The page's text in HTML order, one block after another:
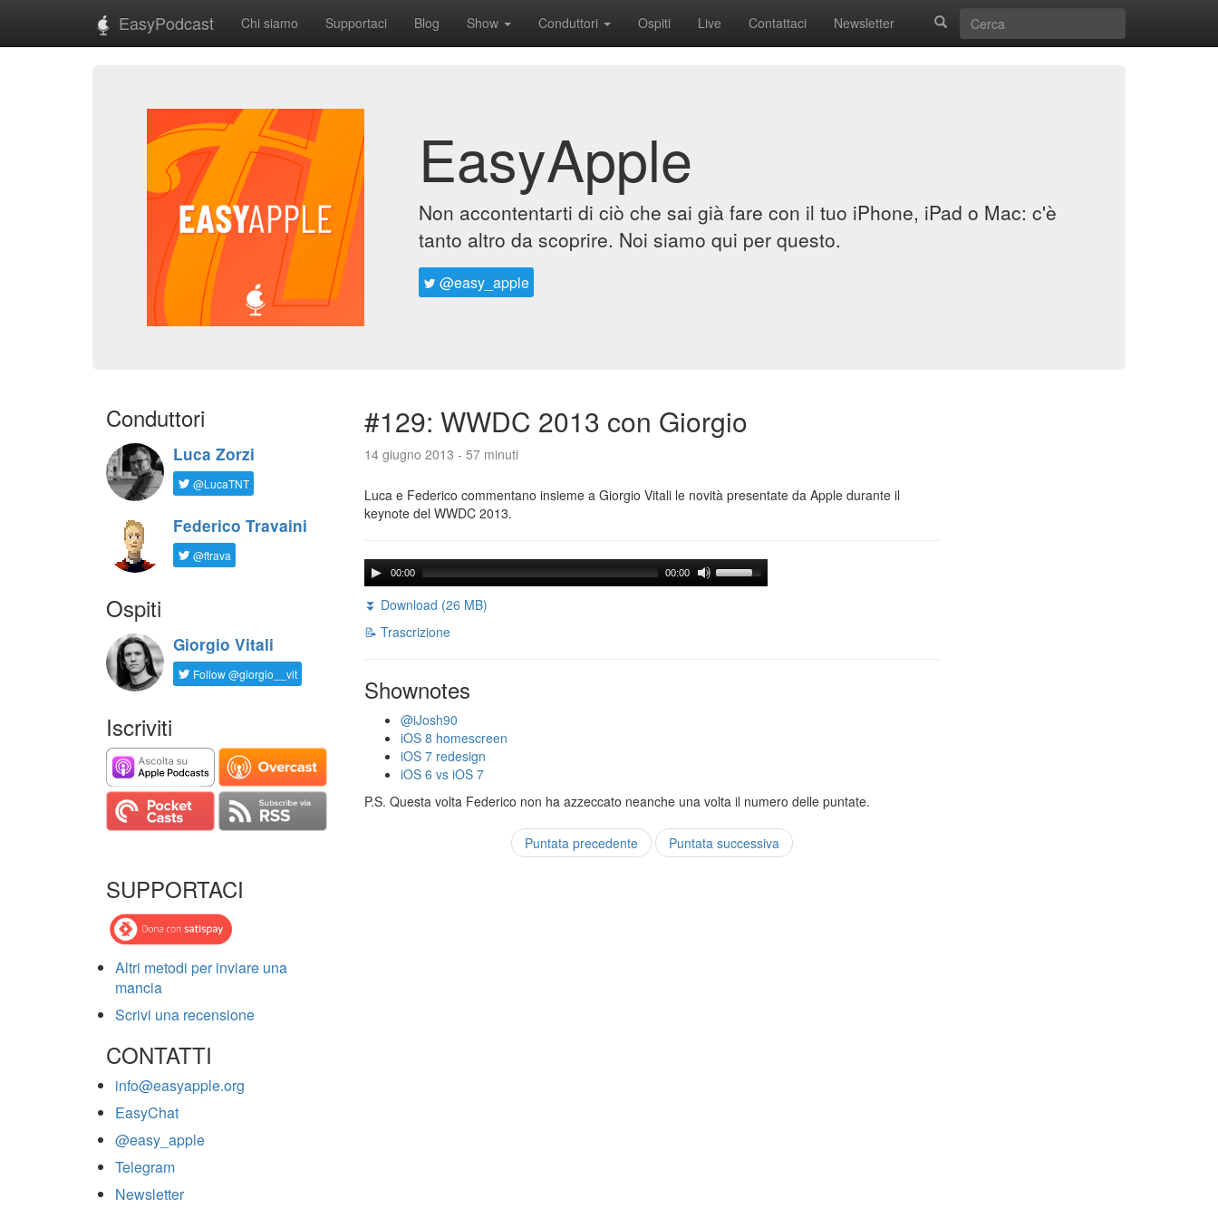
EasyPodcast Chi siamo Supportaci Blog Show Conduttori Ospiti Live Contattaci Newsletter
EasyApple
Non accontentarti di ciò che sai già fare con il tuo iPhone, iPad o Mac: c'è
tanto altro da scoprire. Noi siamo qui per questo.
@easy_apple
Conduttori
Luca Zorzi
@LucaTNT
Federico Travaini
@ftrava
Ospiti
Giorgio Vitali
Follow @giorgio__vit
Iscriviti
SUPPORTACI
Altri metodi per inviare una
mancia
Scrivi una recensione
CONTATTI
info@easyapple.org
EasyChat
@easy_apple
Telegram
Newsletter
#129: WWDC 2013 con Giorgio
14 giugno 2013 - 57 minuti
Luca e Federico commentano insieme a Giorgio Vitali le novità presentate da Apple durante il
keynote del WWDC 2013.
00:00 00:00
⏬ Download (26 MB)
📝 Trascrizione
Shownotes
@iJosh90
iOS 8 homescreen
iOS 7 redesign
iOS 6 vs iOS 7
P.S. Questa volta Federico non ha azzeccato neanche una volta il numero delle puntate.
Puntata precedente Puntata successiva